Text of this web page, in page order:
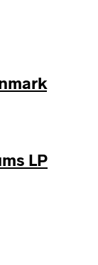
LP